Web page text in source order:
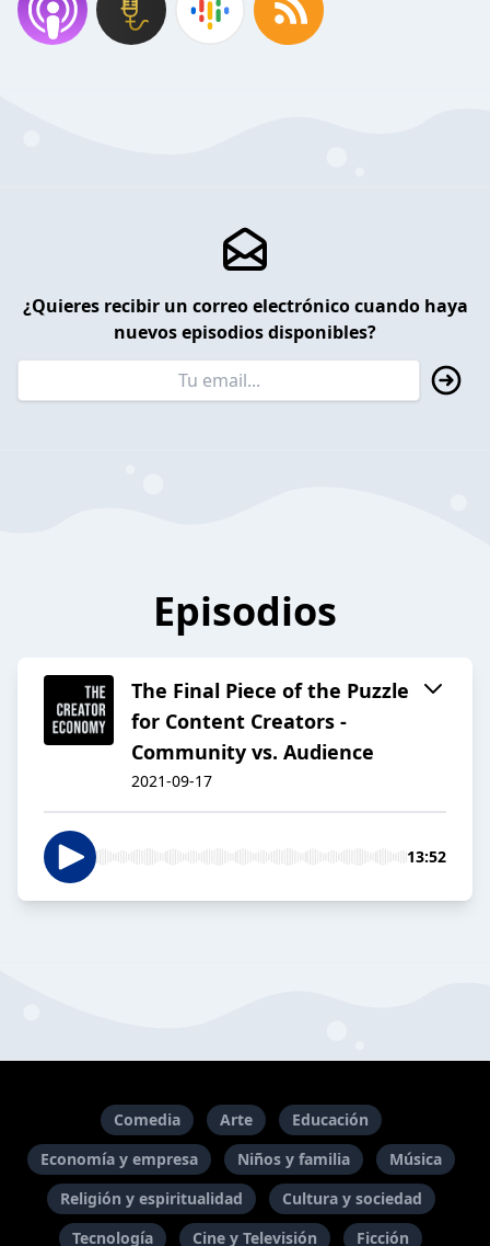
¿Quieres recibir un correo electrónico cuando haya
nuevos episodios disponibles?
Episodios
The Final Piece of the Puzzle
for Content Creators -
Community vs. Audience
2021-09-17
13:52
Comedia Arte
Educación
Economía y empresa
Niños y familia
Música
Religión y espiritualidad
Cultura y sociedad
Tecnología
Cine y Televisión Ficción